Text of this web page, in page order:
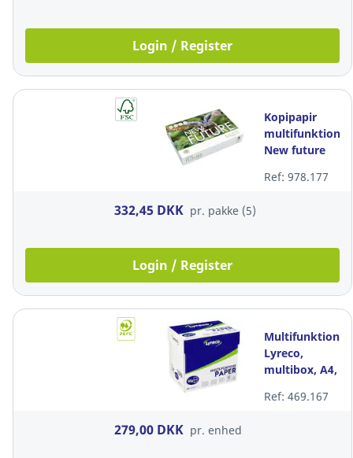
Login / Register
Kopipapir
multifunktion,
New future
g/m2, A4,
Ref: 978.177
332,45 DKK pr. pakke (5)
Login / Register
Lyreco,
multibox, A4,
2.500 ark
Ref: 469.167
279,00 DKK pr. enhed